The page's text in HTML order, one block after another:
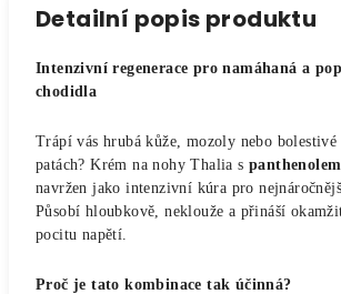
Detailní popis produktu
Intenzivní regenerace pro namáhaná a
chodidla
Trápí vás hrubá kůže, mozoly nebo
patách? Krém na nohy Thalia s
navržen jako intenzivní kúra pro
Působí hloubkově, neklouže a přináší
pocitu napětí.
Proč je tato kombinace tak účinná?